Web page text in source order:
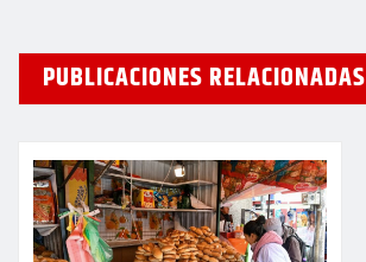
PUBLICACIONES RELACIONADAS